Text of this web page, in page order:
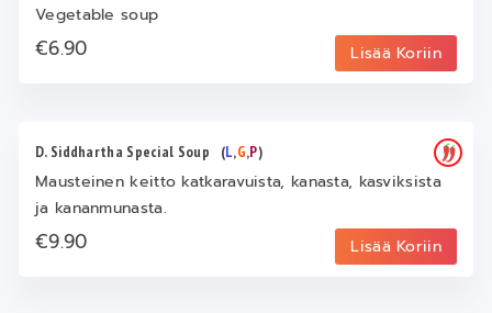
Vegetable soup
€6.90 Lisää Koriin
D. Siddhartha Special Soup (L,G,P)
Mausteinen keitto katkaravuista, kanasta, kasviksista
ja kananmunasta.
€9.90 Lisää Koriin